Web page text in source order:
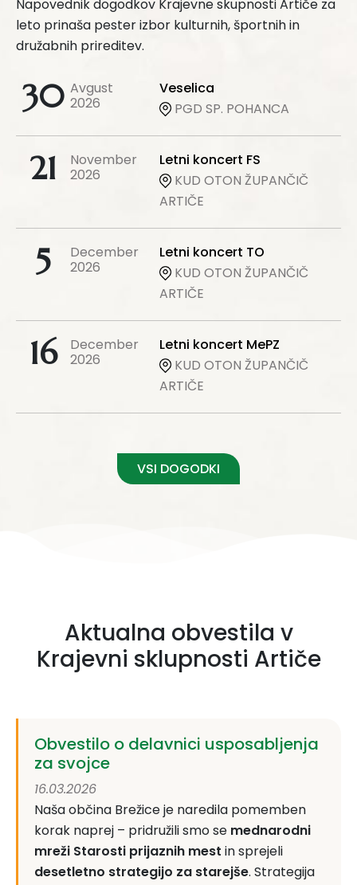
Napovednik dogodkov Krajevne skupnosti Artiče za
leto prinaša pester izbor kulturnih, športnih in
družabnih prireditev.
30 Avgust
2026
Veselica
PGD SP. POHANCA
21
November
2026
Letni koncert FS
KUD OTON ŽUPANČIČ
ARTIČE
5
December
2026
Letni koncert TO
KUD OTON ŽUPANČIČ
ARTIČE
16
December
2026
Letni koncert MePZ
KUD OTON ŽUPANČIČ
ARTIČE
VSI DOGODKI
Aktualna obvestila v
Krajevni sklupnosti Artiče
Obvestilo o delavnici usposabljenja
za svojce
16.03.2026
Naša občina Brežice je naredila pomemben
korak naprej – pridružili smo se mednarodni
mreži Starosti prijaznih mest in sprejeli
desetletno strategijo za starejše. Strategija